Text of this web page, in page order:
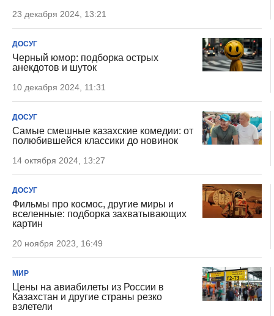
23 декабря 2024, 13:21
ДОСУГ
Черный юмор: подборка острых
анекдотов и шуток
10 декабря 2024, 11:31
ДОСУГ
Самые смешные казахские комедии: от
полюбившейся классики до новинок
14 октября 2024, 13:27
ДОСУГ
Фильмы про космос, другие миры и
вселенные: подборка захватывающих
картин
20 ноября 2023, 16:49
МИР
Цены на авиабилеты из России в
Казахстан и другие страны резко
взлетели